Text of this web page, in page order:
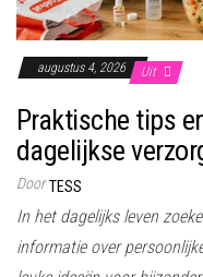
augustus 4, 2026 Uit
Praktische tips
dagelijkse
Door TESS
In het dagelijks leven
informatie over